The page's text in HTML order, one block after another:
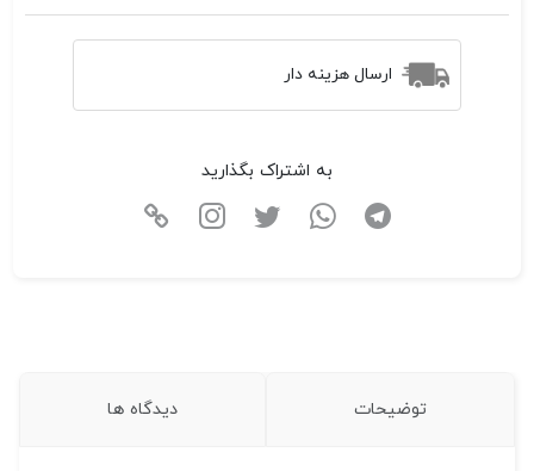
ارسال هزینه دار
به اشتراک بگذارید
توضیحات دیدگاه ها